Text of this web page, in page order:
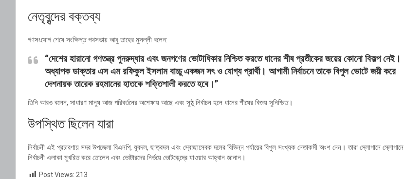
নেতৃবৃন্দের বক্তব্য
গণসংযোগ শেষে সংক্ষিপ্ত পথসভায় আবু তাহের মুসল্লী বলেন:
“দেশের হারানো গণতন্ত্র পুনরুদ্ধার এবং জনগণের ভোটাধিকার নিশ্চিত করতে ধানের শীষ প্রতীকের জয়ের কোনো বিকল্প নেই।
অধ্যাপক ডাক্তার এস এম রফিকুল ইসলাম বাচ্চু একজন সৎ ও যোগ্য প্রার্থী। আগামী নির্বাচনে তাকে বিপুল ভোটে জয়ী করে
দেশনায়ক তারেক রহমানের হাতকে শক্তিশালী করতে হবে।”
তিনি আরও বলেন, সাধারণ মানুষ আজ পরিবর্তনের অপেক্ষায় আছে এবং সুষ্ঠু নির্বাচন হলে ধানের শীষের বিজয় সুনিশ্চিত।
উপস্থিত ছিলেন যারা
নির্বাচনী এই প্রচারণায় সদর উপজেলা বিএনপি, যুবদল, ছাত্রদল এবং স্বেচ্ছাসেবক দলের বিভিন্ন পর্যায়ের বিপুল সংখ্যক নেতাকর্মী অংশ নেন। তারা স্লোগানে স্লোগানে
নির্বাচনী এলাকা মুখরিত করে তোলেন এবং ভোটারদের নির্ভয়ে ভোটকেন্দ্রে যাওয়ার আহ্বান জানান।
Post Views: 213